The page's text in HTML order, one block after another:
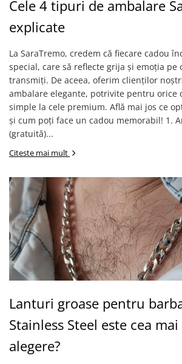
Bijuterii pentru barbati
Inele
Lanturi
Bratari
Talismane
Verighete
Bijuterii din argint placate cu aur
24K
Cele 4 tipuri de ambalare
explicate
La SaraTremo, credem că fiecare cadou
special, care să reflecte grija și emoția pe
transmiți. De aceea, oferim clienților
ambalare elegante, potrivite pentru orice
simple la cele premium. Află mai jos ce
și cum poți face un cadou memorabil! 1.
(gratuită)...
Citeste mai mult
Lanturi groase pentru
Stainless Steel este cea
alegere?